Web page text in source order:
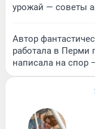
урожай — советы
Автор
работала в Перми
написала на спор